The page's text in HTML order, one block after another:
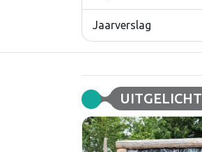
Jaarverslag
UITGELICHT